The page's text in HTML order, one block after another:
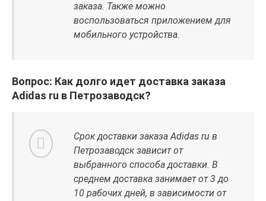
заказа. Также можно
воспользоваться приложением для
мобильного устройства.
Вопрос: Как долго идет доставка заказа
Adidas ru в Петрозаводск?
Срок доставки заказа Adidas ru в
Петрозаводск зависит от
выбранного способа доставки. В
среднем доставка занимает от 3 до
10 рабочих дней, в зависимости от